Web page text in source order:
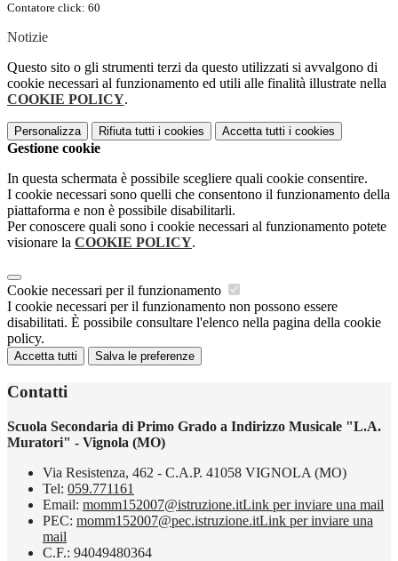
Contatore click: 60
Notizie
Questo sito o gli strumenti terzi da questo utilizzati si avvalgono di
cookie necessari al funzionamento ed utili alle finalità illustrate nella
COOKIE POLICY.
Personalizza Rifiuta tutti i cookies Accetta tutti i cookies
Gestione cookie
In questa schermata è possibile scegliere quali cookie consentire.
I cookie necessari sono quelli che consentono il funzionamento della
piattaforma e non è possibile disabilitarli.
Per conoscere quali sono i cookie necessari al funzionamento potete
visionare la COOKIE POLICY.
Cookie necessari per il funzionamento
I cookie necessari per il funzionamento non possono essere
disabilitati. È possibile consultare l'elenco nella pagina della cookie
policy.
Accetta tutti Salva le preferenze
Contatti
Scuola Secondaria di Primo Grado a Indirizzo Musicale "L.A.
Muratori" - Vignola (MO)
Via Resistenza, 462 - C.A.P. 41058 VIGNOLA (MO)
Tel: 059.771161
Email: momm152007@istruzione.itLink per inviare una mail
PEC: momm152007@pec.istruzione.itLink per inviare una
mail
C.F.: 94049480364